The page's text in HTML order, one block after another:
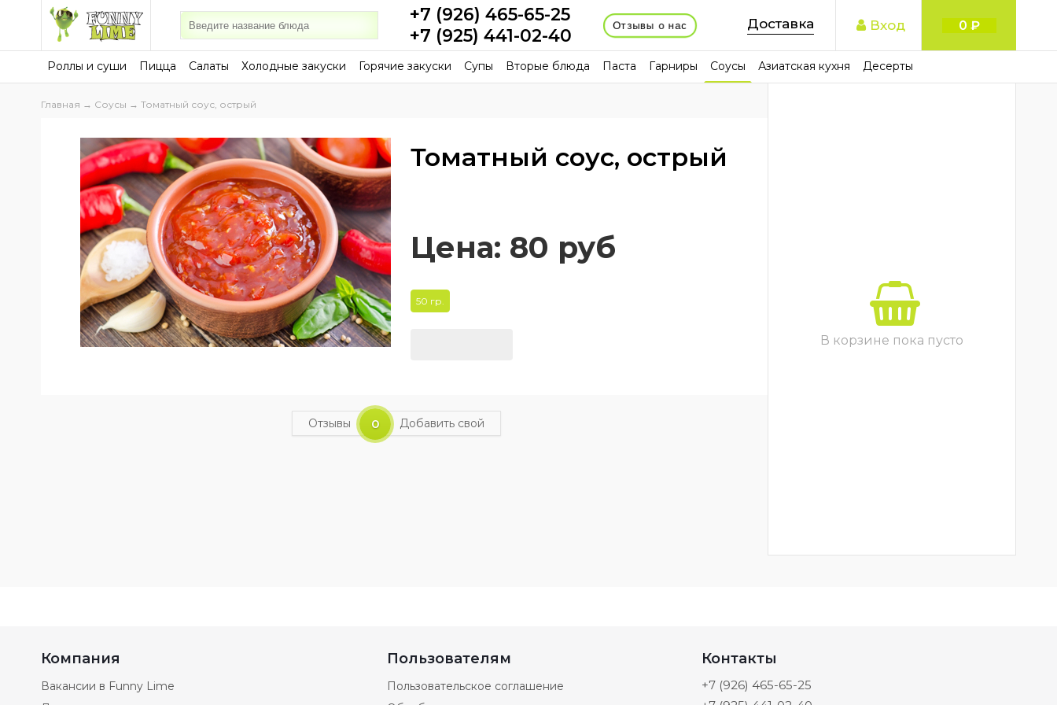
+7 (926) 465-65-25
+7 (925) 441-02-40
Отзывы о нас Доставка Вход 0 ₽
Роллы и суши Пицца Салаты Холодные закуски Горячие закуски Супы Вторые блюда Паста Гарниры Соусы Азиатская кухня Десерты
Главная → Соусы → Томатный соус, острый
Томатный соус, острый
Цена: 80 руб
50 гр.
Отзывы 0 Добавить свой
В корзине пока пусто
Компания
Вакансии в Funny Lime
Пользователям
Пользовательское соглашение
Контакты
+7 (926) 465-65-25